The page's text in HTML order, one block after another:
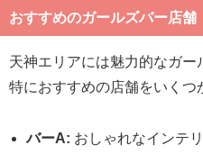
おすすめのガールズバー店舗
天神エリアには魅力的なガー
特におすすめの店舗をいくつ
バーA: おしゃれなインテ